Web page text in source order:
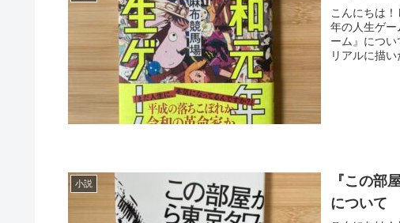
こんにちは
年の人生ゲ
ーム』につ
リアルに描い
小説
『この部
について